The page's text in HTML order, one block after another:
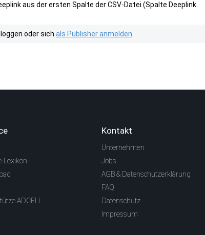
aus der ersten Spalte der CSV-Datei (Spalte Deeplink
oder sich als Publisher anmelden
Lexikon
ADCELL
Kontakt
Unternehmen
Jobs
AGB & Datenschutzerklärung
FAQ
Datenschutz
Impressum